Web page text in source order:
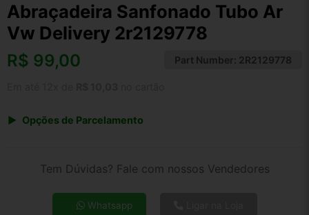
Abraçadeira Sanfonado Tubo Ar
Vw Delivery 2r2129778
R$ 99,00 Part Number: 2R2129778
Opções de Parcelamento
4x de R$ 27,44
Tem Dúvidas? Fale com nossos Vendedores
Whatsapp